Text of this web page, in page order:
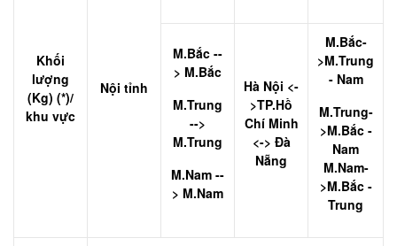
Khối
lượng
(Kg) (*)/
khu vực
Nội tỉnh
M.Bắc --
> M.Bắc
M.Trung
-->
M.Trung
M.Nam --
> M.Nam
Hà Nội <-
>TP.Hồ
Chí Minh
<-> Đà
Nẵng
M.Bắc-
>M.Trung
- Nam
M.Trung-
>M.Bắc -
Nam
M.Nam-
>M.Bắc -
Trung